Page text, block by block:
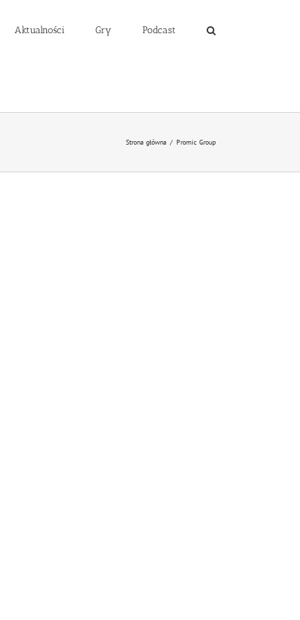
Aktualności Gry Podcast
Strona główna / Promic Group